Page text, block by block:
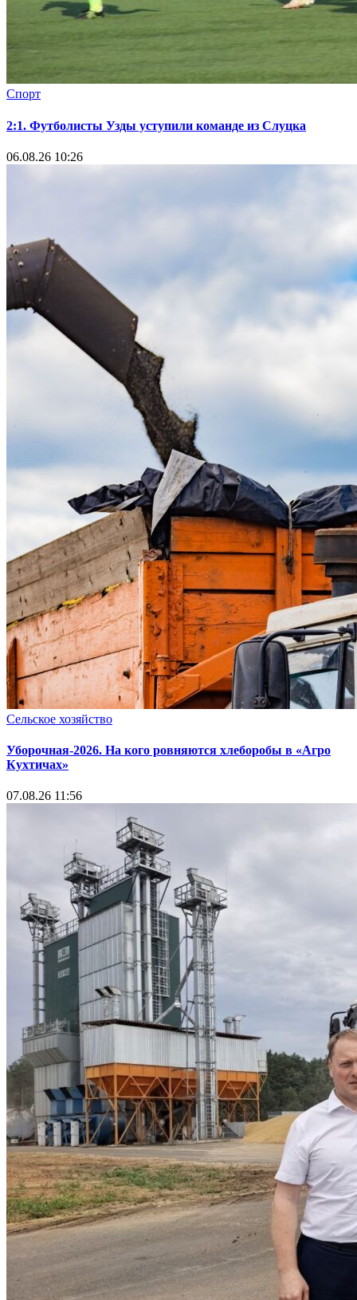
Спорт
2:1. Футболисты Узды уступили команде из Слуцка
06.08.26 10:26
Сельское хозяйство
Уборочная-2026. На кого ровняются хлеборобы в «Агро
Кухтичах»
07.08.26 11:56